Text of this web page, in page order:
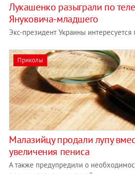
Лукашенко разыграли по
Януковича-младшего
Экс-президент Украины
Приколы
Малазийцу продали лупу
увеличения пениса
А также предупредили о